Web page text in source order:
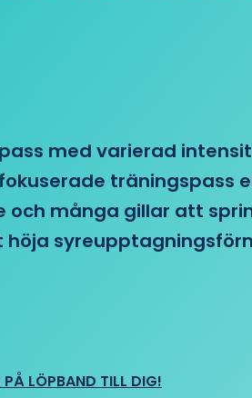
med varierad
träningspass
och många gillar att
PÅ LÖPBAND TILL DIG!